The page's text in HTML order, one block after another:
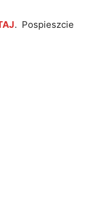
. Pospieszcie